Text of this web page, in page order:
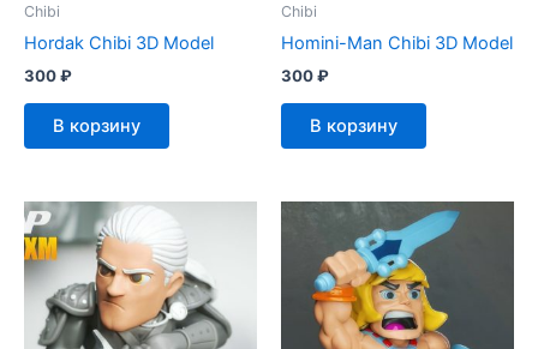
Chibi
Hordak Chibi 3D Model
300₽
В корзину
Chibi
Homini-Man Chibi 3D Model
300₽
В корзину